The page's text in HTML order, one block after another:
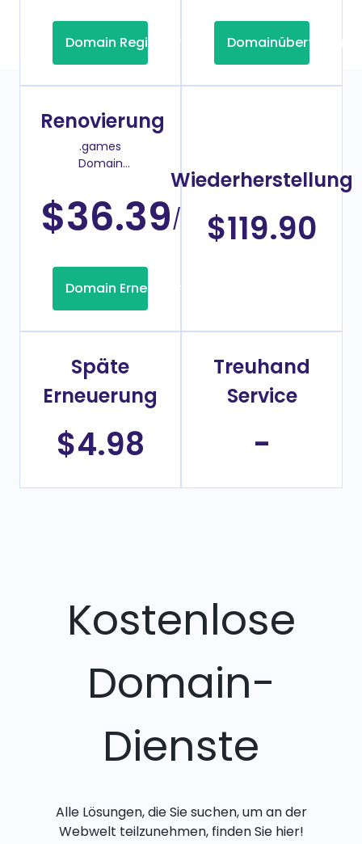
Domain Registrierung Domainübertragung
Renovierung
.games
Domain
$36.39/Jahr
Domain Erneuerung
Wiederherstellung
$119.90
Späte
Erneuerung
$4.98
Treuhand
Service
-
Kostenlose
Domain-
Dienste
Alle Lösungen, die Sie suchen, um an der
Webwelt teilzunehmen, finden Sie hier!